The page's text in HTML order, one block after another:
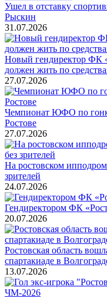
Ушел в отставку
Рыскин
31.07.2026
Новый гендиректор ФК
должен жить по
27.07.2026
Чемпионат ЮФО по
Ростове
27.07.2026
На ростовском
зрителей
24.07.2026
Гендиректором ФК
20.07.2026
Ростовская область
спартакиаде в
13.07.2026